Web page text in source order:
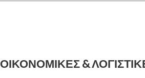
ΟΙΚΟΝΟΜΙΚΕΣ &